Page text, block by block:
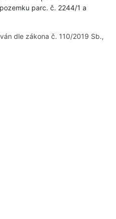
parc. č. 2244/1 a
dle zákona č. 110/2019 Sb.,